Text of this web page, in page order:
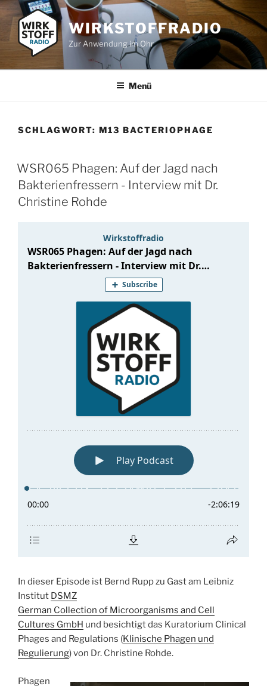
Zum
Inhalt
springen
WIRKSTOFFRADIO
Zur Anwendung im Ohr
Menü
SCHLAGWORT: M13 BACTERIOPHAGE
WSR065 Phagen: Auf der Jagd nach
Bakterienfressern - Interview mit Dr.
Christine Rohde
In dieser Episode ist Bernd Rupp zu Gast am Leibniz
Institut DSMZ
German Collection of Microorganisms and Cell
Cultures GmbH und besichtigt das Kuratorium Clinical
Phages and Regulations (Klinische Phagen und
Regulierung) von Dr. Christine Rohde.
Phagen